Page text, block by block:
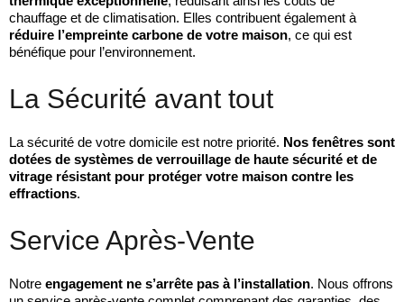
chauffage et de climatisation. Elles contribuent également à
réduire l’empreinte carbone de votre maison, ce qui est
bénéfique pour l’environnement.
La Sécurité avant tout
La sécurité de votre domicile est notre priorité. Nos fenêtres sont
dotées de systèmes de verrouillage de haute sécurité et de
vitrage résistant pour protéger votre maison contre les
effractions.
Service Après-Vente
Notre engagement ne s’arrête pas à l’installation. Nous offrons